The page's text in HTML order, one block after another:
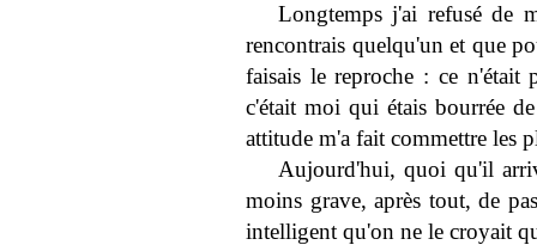
Longtemps j'ai refusé de
rencontrais quelqu'un et que
faisais le reproche : ce
c'était moi qui étais bourrée
attitude m'a fait commettre les
Aujourd'hui, quoi qu'il
moins grave, après tout, de
intelligent qu'on ne le croyait